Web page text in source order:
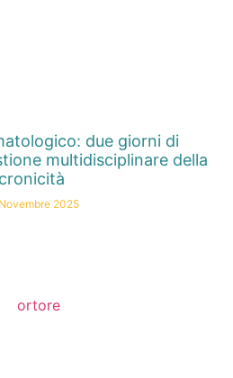
due giorni di
multidisciplinare della
cronicità
2025